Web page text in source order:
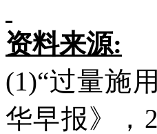
资料来源:
(1)“过量施
华早报》，